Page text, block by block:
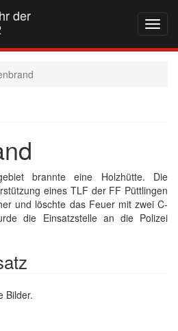
auf-
und
brannte eine Holzhütte. Die
eines TLF der FF Püttlingen
und löschte das Feuer mit zwei C-
die Einsatzstelle an die Polizei
Bilder.